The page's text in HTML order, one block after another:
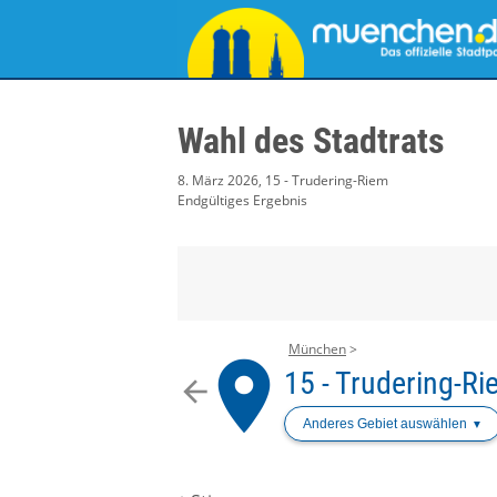
Wahl des Stadtrats
8. März 2026, 15 - Trudering-Riem
Endgültiges Ergebnis
arrow_backplace
München
15 - Trudering-
Anderes Gebiet auswählen